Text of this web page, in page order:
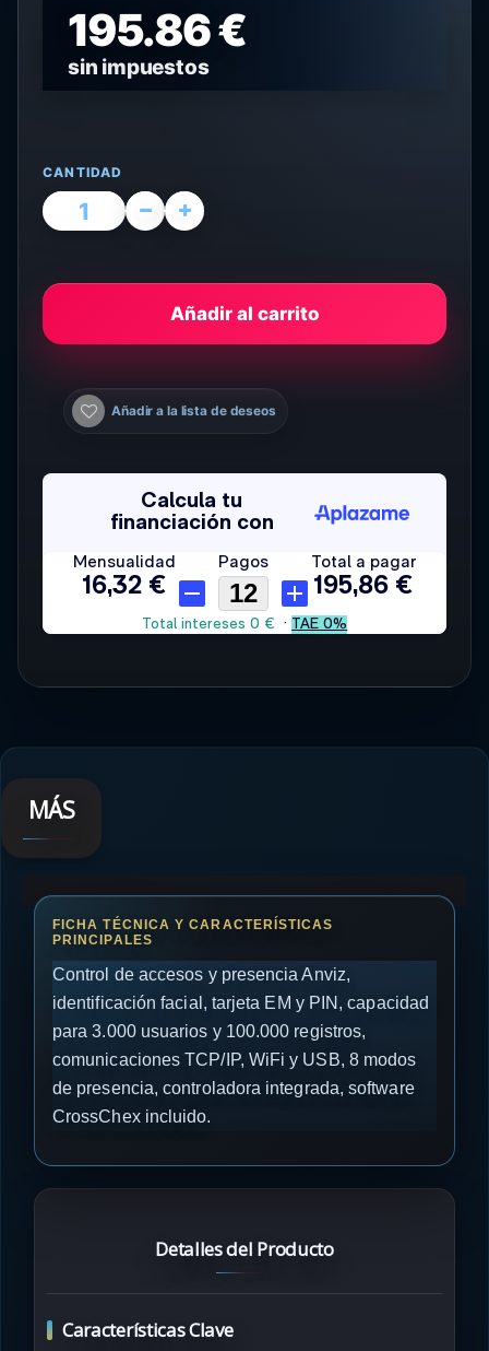
195.86 €
sin impuestos
CANTIDAD
Añadir al carrito
Añadir a la lista de deseos
MÁS
Control de accesos y presencia Anviz,
identificación facial, tarjeta EM y PIN, capacidad
para 3.000 usuarios y 100.000 registros,
comunicaciones TCP/IP, WiFi y USB, 8 modos
de presencia, controladora integrada, software
CrossChex incluido.
Detalles del Producto
Características Clave